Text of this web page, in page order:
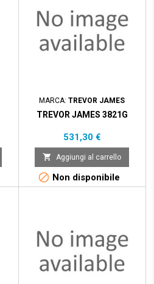
MARCA:TREVOR JAMES
TREVOR JAMES 3821G
Prezzo
531,30 €
 Aggiungi al carrello
 Non disponibile